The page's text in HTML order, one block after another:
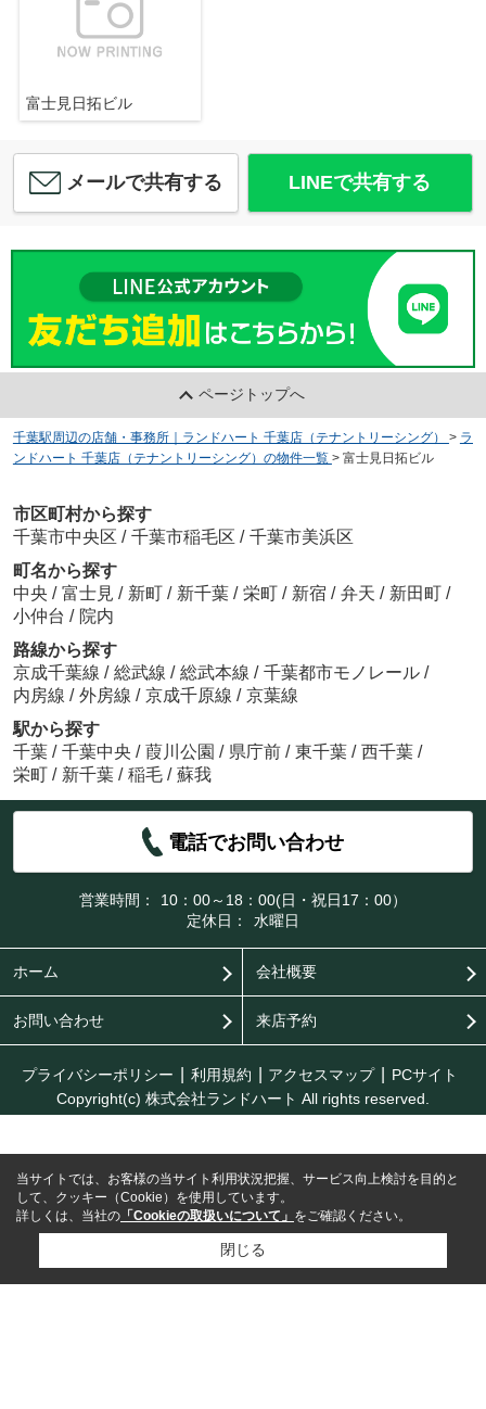
富士見日拓ビル
メールで共有する LINEで共有する
ページトップへ
千葉駅周辺の店舗・事務所｜ランドハート 千葉店（テナントリーシング） > ラ
ンドハート 千葉店（テナントリーシング）の物件一覧 > 富士見日拓ビル
市区町村から探す
千葉市中央区 / 千葉市稲毛区 / 千葉市美浜区
町名から探す
中央 / 富士見 / 新町 / 新千葉 / 栄町 / 新宿 / 弁天 / 新田町 /
小仲台 / 院内
路線から探す
京成千葉線 / 総武線 / 総武本線 / 千葉都市モノレール /
内房線 / 外房線 / 京成千原線 / 京葉線
駅から探す
千葉 / 千葉中央 / 葭川公園 / 県庁前 / 東千葉 / 西千葉 /
栄町 / 新千葉 / 稲毛 / 蘇我
電話でお問い合わせ
営業時間：
10：00～18：00(日・祝日17：00）
定休日：
水曜日
ホーム 会社概要
お問い合わせ 来店予約
プライバシーポリシー 利用規約 アクセスマップ
PCサイト
Copyright(c) 株式会社ランドハート All rights reserved.
当サイトでは、お客様の当サイト利用状況把握、サービス向上検討を目的と
して、クッキー（Cookie）を使用しています。
詳しくは、当社の 「Cookieの取扱いについて」 をご確認ください。
閉じる